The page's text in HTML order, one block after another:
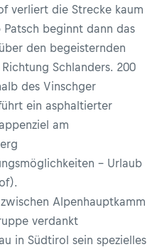
verliert die Strecke kaum
Patsch beginnt dann das
den begeisternden
Schlanders. 200
des Vinschger
ein asphaltierter
am
- Urlaub
Alpenhauptkamm
verdankt
in Südtirol sein spezielles